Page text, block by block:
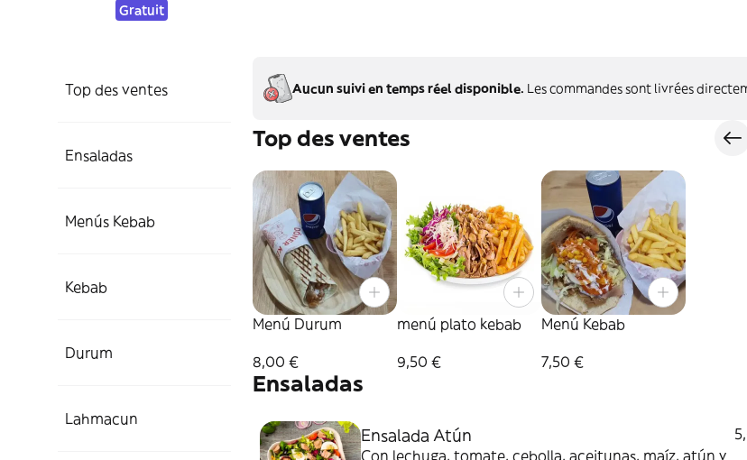
Gratuit
Top des ventes
Ensaladas
Menús Kebab
Kebab
Durum
Lahmacun
Aucun suivi en temps réel disponible. Les commandes sont livrées
Top des ventes
Menú Durum
8,00 €
menú plato kebab
9,50 €
Menú Kebab
7,50 €
Ensaladas
Ensalada Atún
Con lechuga, tomate, cebolla, aceitunas, maíz, atún y